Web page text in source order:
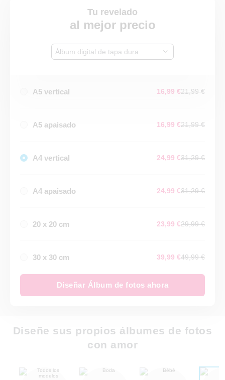
Tu revelado
al mejor precio
Álbum digital de tapa dura
A5 vertical 16,99 €21,99 €
A5 apaisado 16,99 €21,99 €
A4 vertical 24,99 €31,29 €
A4 apaisado 24,99 €31,29 €
20 x 20 cm 23,99 €29,99 €
30 x 30 cm 39,99 €49,99 €
Diseñar Álbum de fotos ahora
Diseñe sus propios álbumes de fotos
con amor